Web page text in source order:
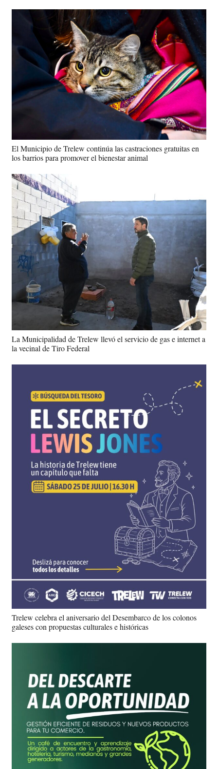
El Municipio de Trelew continúa las castraciones gratuitas en
los barrios para promover el bienestar animal
La Municipalidad de Trelew llevó el servicio de gas e internet a
la vecinal de Tiro Federal
Trelew celebra el aniversario del Desembarco de los colonos
galeses con propuestas culturales e históricas